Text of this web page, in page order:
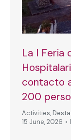
La I Feria
contacto
200
Activities,
15 June, 2026